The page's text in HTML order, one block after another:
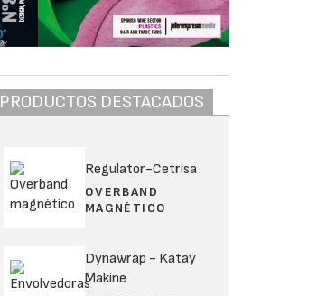
PRODUCTOS DESTACADOS
Regulator-Cetrisa
OVERBAND
MAGNÉTICO
Dynawrap - Katay
Makine